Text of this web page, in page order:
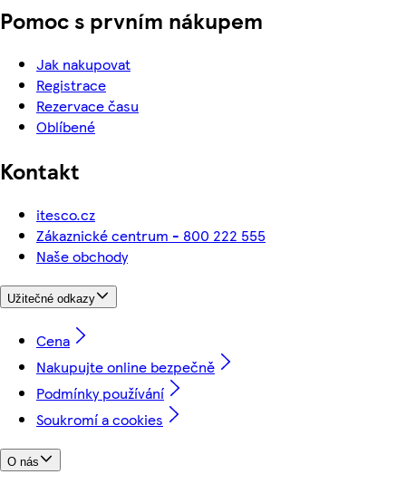
Pomoc s prvním nákupem
Jak nakupovat
Registrace
Rezervace času
Oblíbené
Kontakt
itesco.cz
Zákaznické centrum - 800 222 555
Naše obchody
Užitečné odkazy
Cena
Nakupujte online bezpečně
Podmínky používání
Soukromí a cookies
O nás